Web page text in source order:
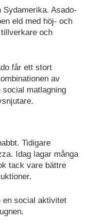
Asado-
eld med höj- och
och
får ett stort
av
matlagning
Tidigare
Idag lagar många
tack vare bättre
en social aktivitet